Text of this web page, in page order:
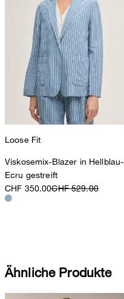
Loose Fit
Viskosemix-Blazer in Hellblau-
Ecru gestreift
CHF 350.00CHF 529.00
Ähnliche Produkte